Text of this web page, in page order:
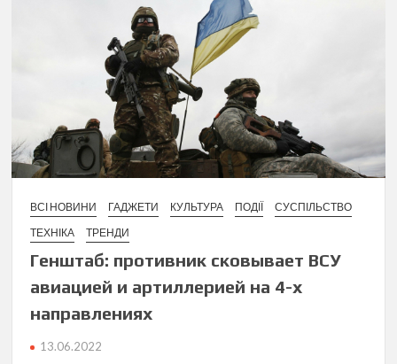
ВСІ НОВИНИ ГАДЖЕТИ КУЛЬТУРА ПОДІЇ
СУСПІЛЬСТВО
ТЕХНІКА
ТРЕНДИ
Генштаб: противник сковывает ВСУ
авиацией и артиллерией на 4-х
направлениях
13.06.2022